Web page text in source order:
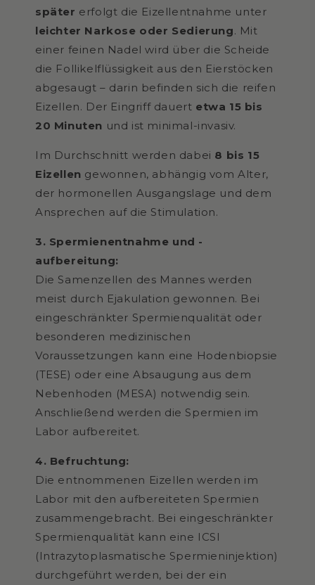
später erfolgt die Eizellentnahme unter
leichter Narkose oder Sedierung. Mit
einer feinen Nadel wird über die Scheide
die Follikelflüssigkeit aus den Eierstöcken
abgesaugt – darin befinden sich die reifen
Eizellen. Der Eingriff dauert etwa 15 bis
20 Minuten und ist minimal-invasiv.
Im Durchschnitt werden dabei 8 bis 15
Eizellen gewonnen, abhängig vom Alter,
der hormonellen Ausgangslage und dem
Ansprechen auf die Stimulation.
3. Spermienentnahme und -
aufbereitung:
Die Samenzellen des Mannes werden
meist durch Ejakulation gewonnen. Bei
eingeschränkter Spermienqualität oder
besonderen medizinischen
Voraussetzungen kann eine Hodenbiopsie
(TESE) oder eine Absaugung aus dem
Nebenhoden (MESA) notwendig sein.
Anschließend werden die Spermien im
Labor aufbereitet.
4. Befruchtung:
Die entnommenen Eizellen werden im
Labor mit den aufbereiteten Spermien
zusammengebracht. Bei eingeschränkter
Spermienqualität kann eine ICSI
(Intrazytoplasmatische Spermieninjektion)
durchgeführt werden, bei der ein